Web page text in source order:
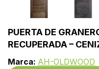
PUERTA DE
RECUPERADA –
Marca: AH-OLDWOOD